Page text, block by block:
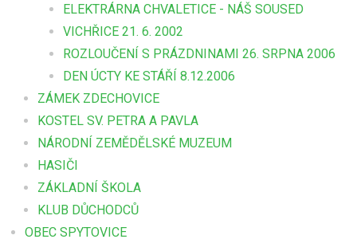
ELEKTRÁRNA CHVALETICE - NÁŠ SOUSED
VICHŘICE 21. 6. 2002
ROZLOUČENÍ S PRÁZDNINAMI 26. SRPNA 2006
DEN ÚCTY KE STÁŘÍ 8.12.2006
ZÁMEK ZDECHOVICE
KOSTEL SV. PETRA A PAVLA
NÁRODNÍ ZEMĚDĚLSKÉ MUZEUM
HASIČI
ZÁKLADNÍ ŠKOLA
KLUB DŮCHODCŮ
OBEC SPYTOVICE